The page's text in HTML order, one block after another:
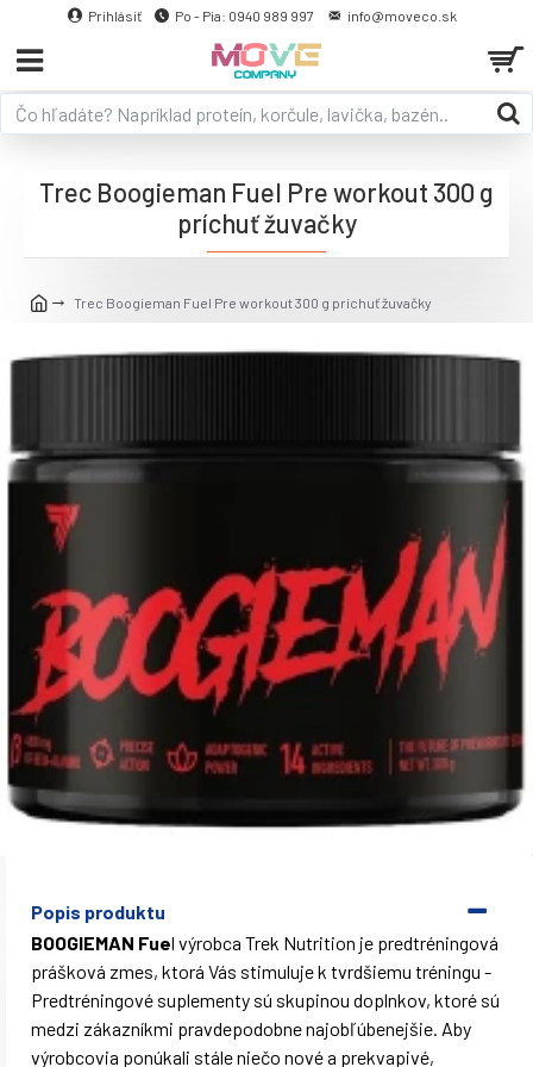
Prihlásiť Po - Pia: 0940 989 997 info@moveco.sk
Trec Boogieman Fuel Pre workout 300 g príchuť žuvačky
Trec Boogieman Fuel Pre workout 300 g
príchuť žuvačky
Popis produktu
BOOGIEMAN Fuel výrobca Trek Nutrition je predtréningová
prášková zmes, ktorá Vás stimuluje k tvrdšiemu tréningu -
Predtréningové suplementy sú skupinou doplnkov, ktoré sú
medzi zákazníkmi pravdepodobne najobľúbenejšie. Aby
výrobcovia ponúkali stále niečo nové a prekvapivé,